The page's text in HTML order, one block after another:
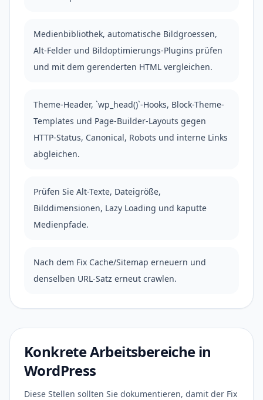
Medienbibliothek, automatische Bildgroessen,
Alt-Felder und Bildoptimierungs-Plugins prüfen
und mit dem gerenderten HTML vergleichen.
Theme-Header, `wp_head()`-Hooks, Block-Theme-
Templates und Page-Builder-Layouts gegen
HTTP-Status, Canonical, Robots und interne Links
abgleichen.
Prüfen Sie Alt-Texte, Dateigröße,
Bilddimensionen, Lazy Loading und kaputte
Medienpfade.
Nach dem Fix Cache/Sitemap erneuern und
denselben URL-Satz erneut crawlen.
Konkrete Arbeitsbereiche in
WordPress
Diese Stellen sollten Sie dokumentieren, damit der Fix